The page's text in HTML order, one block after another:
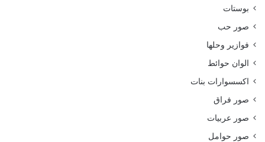
بوستات
صور حب
فوازير وحلها
الوان حوائط
اكسسوارات بنات
صور فراق
صور عربيات
صور حوامل